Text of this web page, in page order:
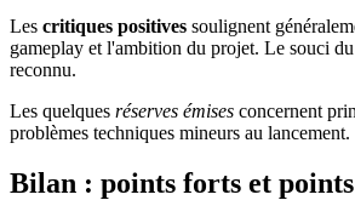
Les critiques positives soulignent
gameplay et l'ambition du projet. Le souci
reconnu.
Les quelques réserves émises concernent
problèmes techniques mineurs au lancement.
Bilan : points forts et